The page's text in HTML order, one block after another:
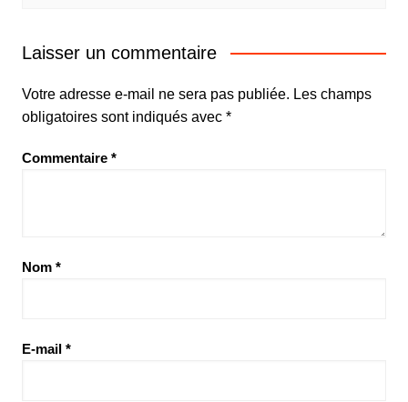
Laisser un commentaire
Votre adresse e-mail ne sera pas publiée. Les champs
obligatoires sont indiqués avec *
Commentaire *
Nom *
E-mail *